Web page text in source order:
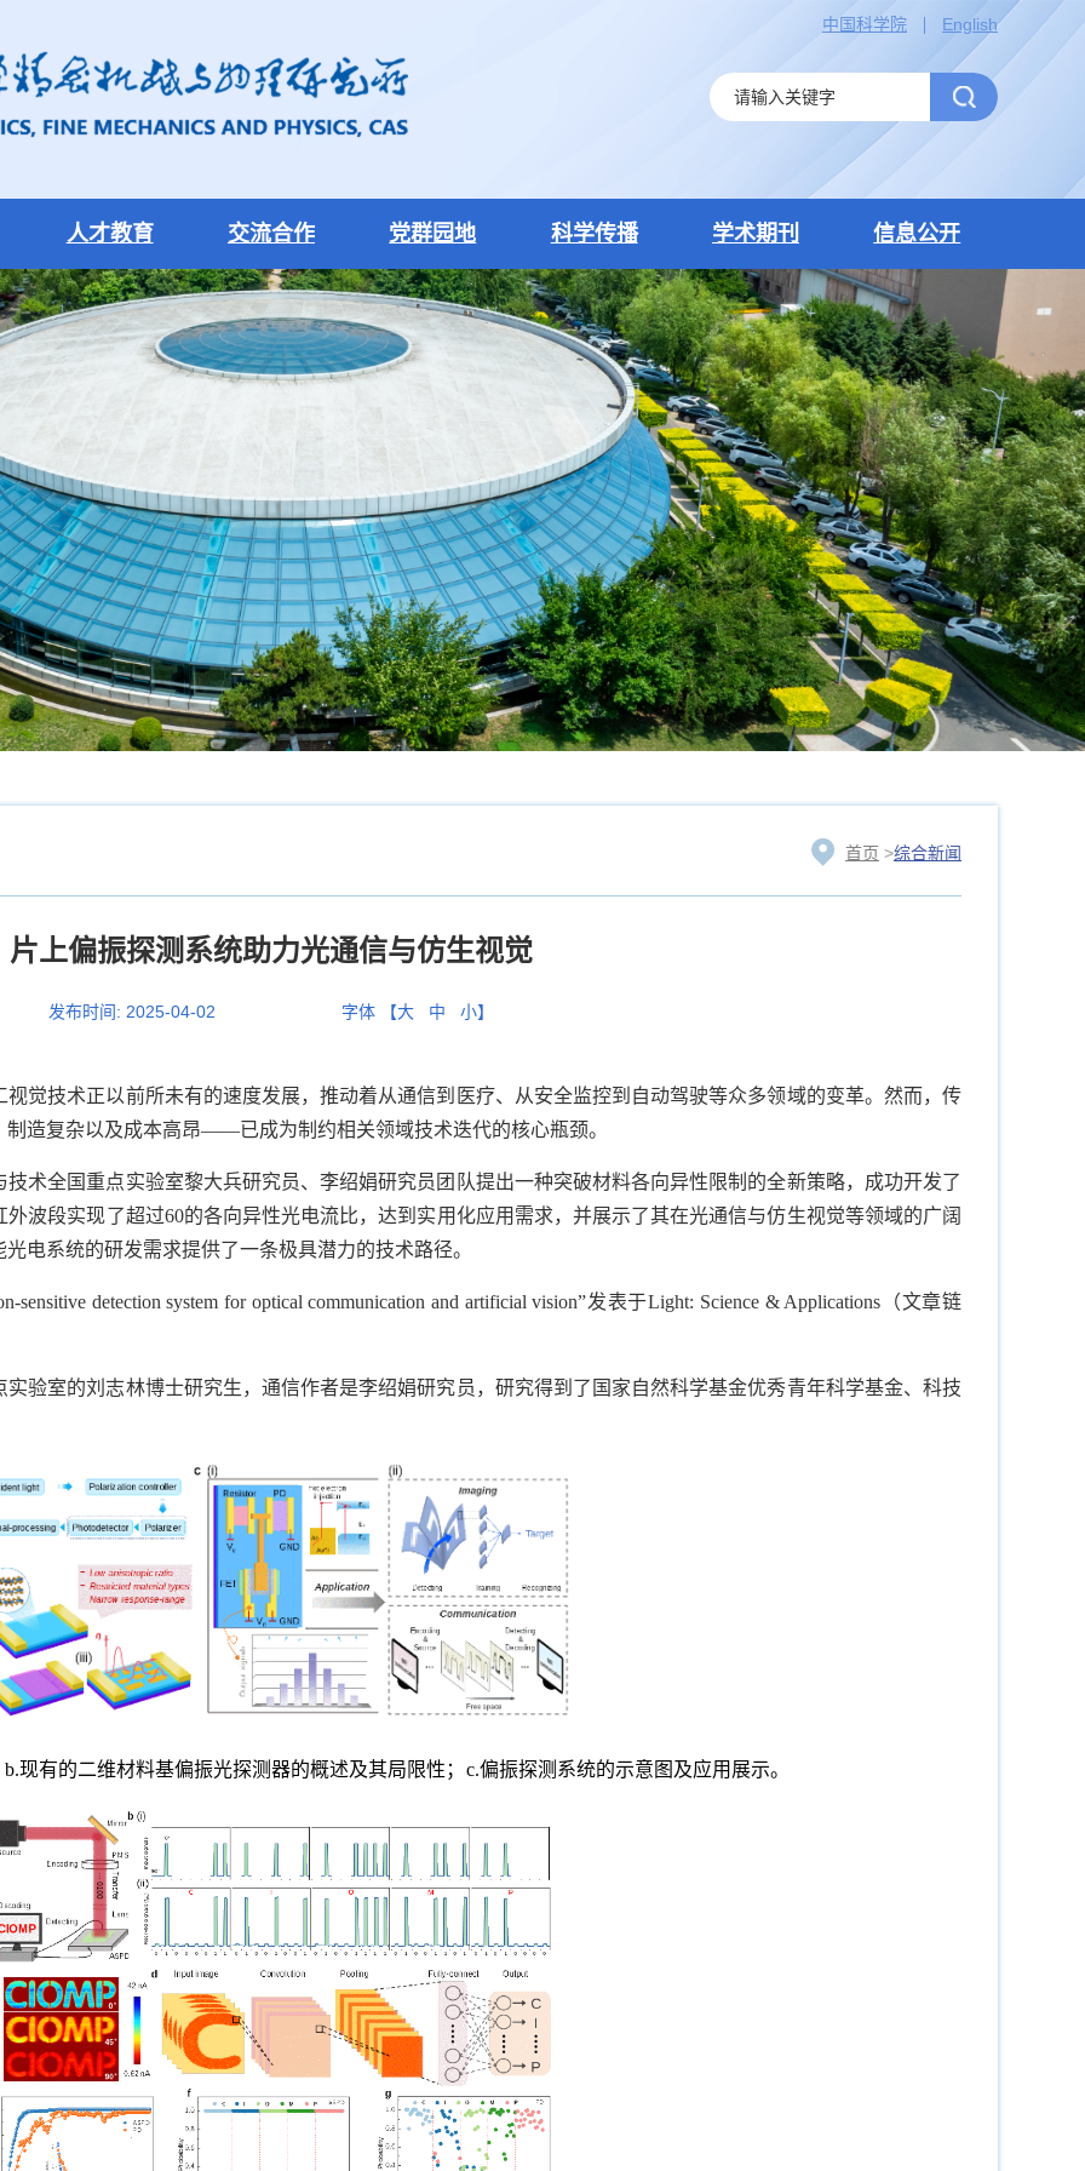
中国科学院 English
人才教育 交流合作 党群园地 科学传播 学术期刊 信息公开
首页 >综合新闻
片上偏振探测系统助力光通信与仿生视觉
发布时间: 2025-04-02 字体 【大 中 小】
觉技术正以前所未有的速度发展，推动着从通信到医疗、从安全监控到自动驾驶等众多领域的变革。然而，传
造复杂以及成本高昂——已成为制约相关领域技术迭代的核心瓶颈。
术全国重点实验室黎大兵研究员、李绍娟研究员团队提出一种突破材料各向异性限制的全新策略，成功开发了
波段实现了超过60的各向异性光电流比，达到实用化应用需求，并展示了其在光通信与仿生视觉等领域的广阔
电系统的研发需求提供了一条极具潜力的技术路径。
sensitive detection system for optical communication and artificial vision”发表于Light: Science & Applications（文章链
验室的刘志林博士研究生，通信作者是李绍娟研究员，研究得到了国家自然科学基金优秀青年科学基金、科技
b.现有的二维材料基偏振光探测器的概述及其局限性 ； c.偏振探测系统的示意图及应用展示。